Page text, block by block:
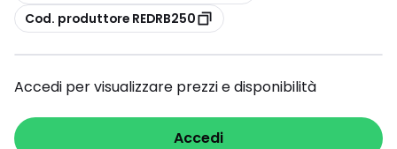
copia
Cod. produttore REDRB250
Accedi per visualizzare prezzi e disponibilità
Accedi